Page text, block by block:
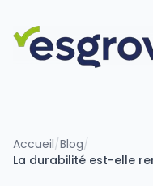
Accueil/Blog/
La durabilité est-elle